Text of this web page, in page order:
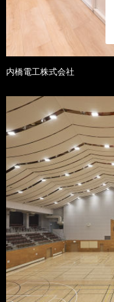
内橋電工株式会社